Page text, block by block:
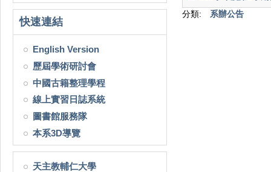
快速連結
English Version
歷屆學術研討會
中國古籍整理學程
線上實習日誌系統
圖書館服務隊
本系3D導覽
天主教輔仁大學
分類:
系辦公告